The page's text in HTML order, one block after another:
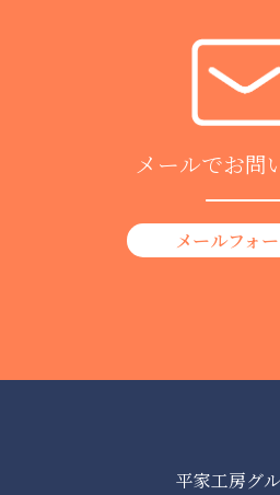
メールでお問
メールフォ
平家工房グ